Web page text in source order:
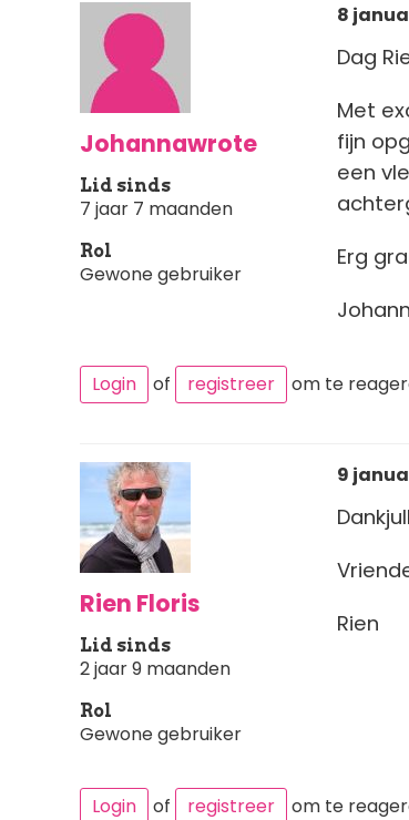
Johannawrote
Lid sinds
7 jaar 7 maanden
Rol
Gewone gebruiker
8
Dag
Met
fijn
een
Erg
Login of registreer om te
Rien Floris
Lid sinds
2 jaar 9 maanden
Rol
Gewone gebruiker
9
Rien
Login of registreer om te